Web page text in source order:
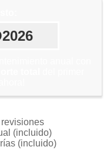
(incluido)
(incluido)